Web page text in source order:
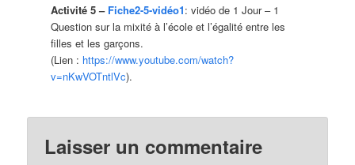
Activité 5 – Fiche2-5-vidéo1: vidéo de 1 Jour – 1
Question sur la mixité à l’école et l’égalité entre les
filles et les garçons.
(Lien : https://www.youtube.com/watch?
v=nKwVOTntlVc).
Laisser un commentaire